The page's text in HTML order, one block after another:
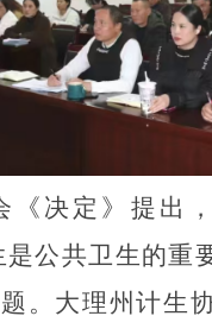
《决定》提出
公共卫生的重
。大理州计生